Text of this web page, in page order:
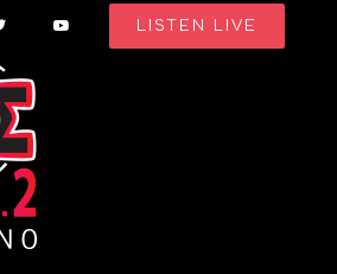
LISTEN LIVE